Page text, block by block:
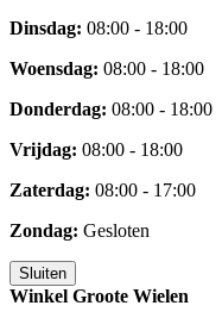
Dinsdag: 08:00 - 18:00
Woensdag: 08:00 - 18:00
Donderdag: 08:00 - 18:00
Vrijdag: 08:00 - 18:00
Zaterdag: 08:00 - 17:00
Zondag: Gesloten
Sluiten
Winkel Groote Wielen